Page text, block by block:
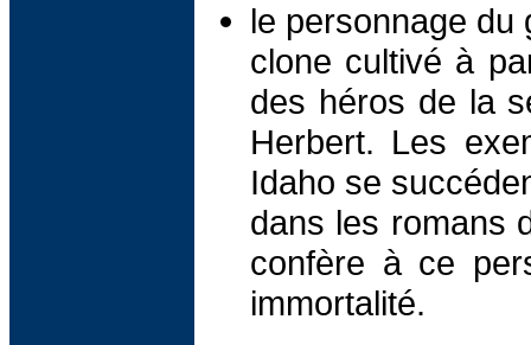
le personnage du
clone cultivé à
des héros de la
Herbert. Les
Idaho se
dans les romans
confère à ce
immortalité.